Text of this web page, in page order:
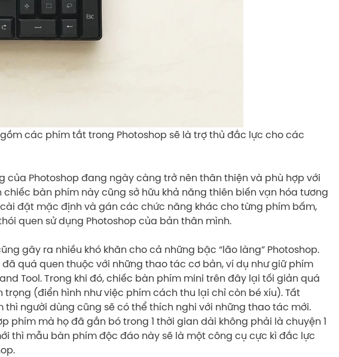
các phím tắt trong Photoshop sẽ là trợ thủ đắc lực cho các
của Photoshop đang ngày càng trở nên thân thiện và phù hợp với
bàn phím này cũng sở hữu khả năng thiên biến vạn hóa tương
đặt mặc định và gán các chức năng khác cho từng phím bấm,
quen sử dụng Photoshop của bản thân mình.
gây ra nhiều khó khăn cho cả những bậc “lão làng” Photoshop.
quá quen thuộc với những thao tác cơ bản, ví dụ như giữ phím
Tool. Trong khi đó, chiếc bàn phím mini trên đây lại tối giản quá
(điển hình như việc phím cách thu lại chỉ còn bé xíu). Tất
thì người dùng cũng sẽ có thể thích nghi với những thao tác mới.
phím mà họ đã gắn bó trong 1 thời gian dài không phải là chuyện 1
thì mẫu bàn phím độc đáo này sẽ là một công cụ cực kì đắc lực